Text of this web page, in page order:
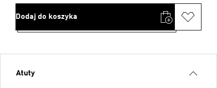
Dodaj do koszyka
Atuty